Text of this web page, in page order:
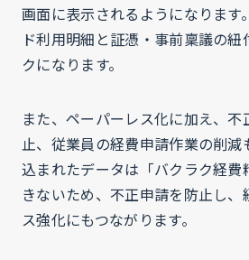
画面に表示されるようになります
ド利用明細と証憑・事前稟議の
クになります。
また、ペーパーレス化に加え、
止、従業員の経費申請作業の削減
込まれたデータは「バクラク経費
きないため、不正申請を防止し、
ス強化にもつながります。